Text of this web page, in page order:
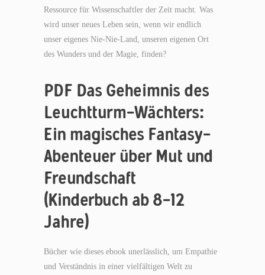
Ressource für Wissenschaftler der Zeit macht. Was
wird unser neues Leben sein, wenn wir endlich
unser eigenes Nie-Nie-Land, unseren eigenen Ort
des Wunders und der Magie, finden?
PDF Das Geheimnis des
Leuchtturm-Wächters:
Ein magisches Fantasy-
Abenteuer über Mut und
Freundschaft
(Kinderbuch ab 8-12
Jahre)
Bücher wie dieses ebook unerlässlich, um Empathie
und Verständnis in einer vielfältigen Welt zu